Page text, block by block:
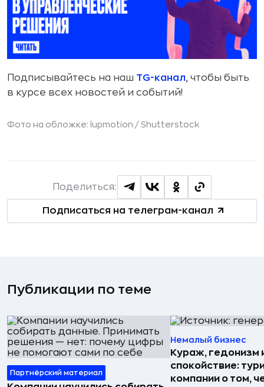
Подписывайтесь на наш TG-канал, чтобы быть
в курсе всех новостей и событий!
Фото на обложке: lupmotion / Shutterstock
Подписаться на телеграм-канал
Поделиться:
Публикации по теме
Партнёрский материал
Немалый бизнес
Кураж, гедонизм
спокойствие:
компании о том,